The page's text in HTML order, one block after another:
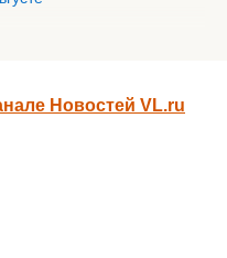
Новостей VL.ru